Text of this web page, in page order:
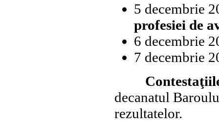
5 decembrie
profesiei de
6 decembrie
7 decembrie
Contestaţiile
decanatul
rezultatelor.